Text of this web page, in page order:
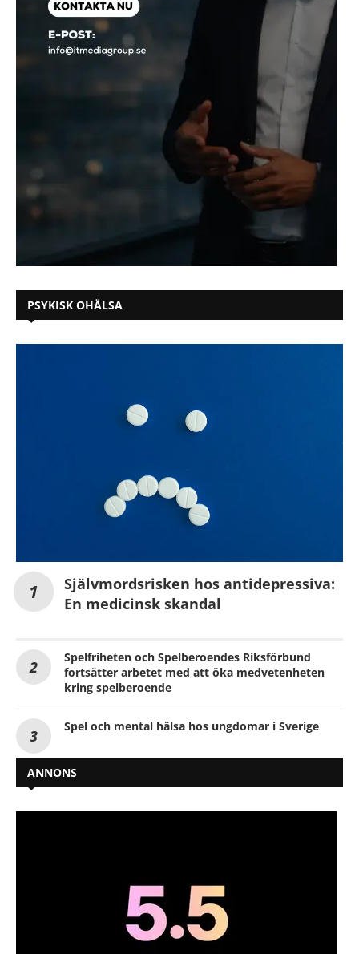
PSYKISK OHÄLSA
Självmordsrisken hos antidepressiva:
En medicinsk skandal
Spelfriheten och Spelberoendes Riksförbund
fortsätter arbetet med att öka medvetenheten
kring spelberoende
Spel och mental hälsa hos ungdomar i Sverige
ANNONS